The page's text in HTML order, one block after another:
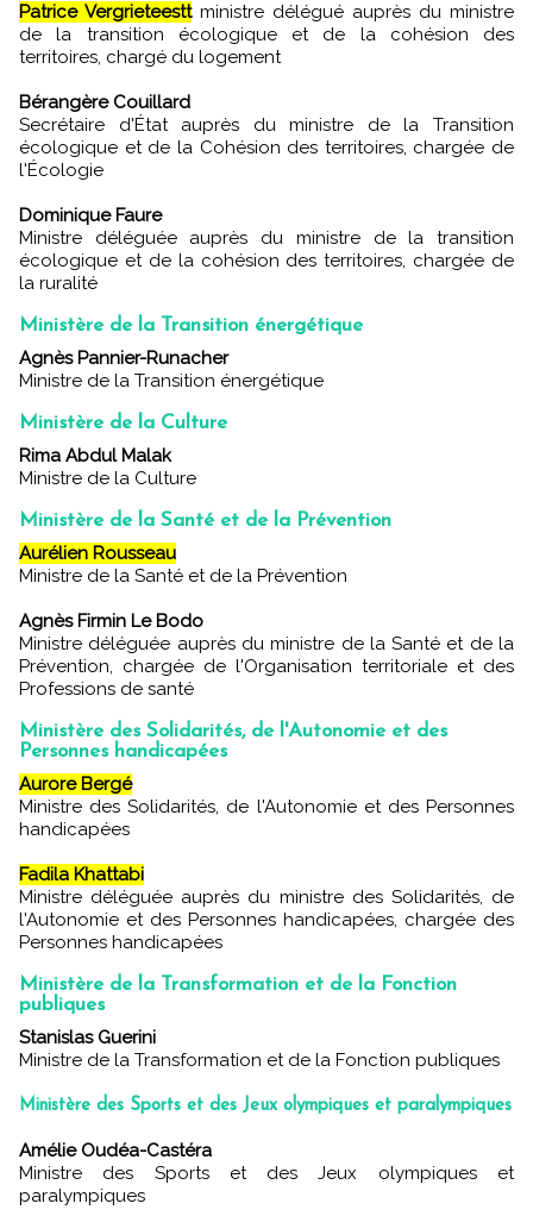
Patrice Vergrieteesttministre délégué auprès du ministre
de la transition écologique et de la cohésion des
territoires, chargé du logement
Bérangère Couillard
Secrétaire d'État auprès du ministre de la Transition
écologique et de la Cohésion des territoires, chargée de
l'Écologie
Dominique Faure
Ministre déléguée auprès du ministre de la transition
écologique et de la cohésion des territoires, chargée de
la ruralité
Ministère de la Transition énergétique
Agnès Pannier-Runacher
Ministre de la Transition énergétique
Ministère de la Culture
Rima Abdul Malak
Ministre de la Culture
Ministère de la Santé et de la Prévention
Aurélien Rousseau
Ministre de la Santé et de la Prévention
Agnès Firmin Le Bodo
Ministre déléguée auprès du ministre de la Santé et de la
Prévention, chargée de l'Organisation territoriale et des
Professions de santé
Ministère des Solidarités, de l'Autonomie et des
Personnes handicapées
Aurore Bergé
Ministre des Solidarités, de l'Autonomie et des Personnes
handicapées
Fadila Khattabi
Ministre déléguée auprès du ministre des Solidarités, de
l'Autonomie et des Personnes handicapées, chargée des
Personnes handicapées
Ministère de la Transformation et de la Fonction
publiques
Stanislas Guerini
Ministre de la Transformation et de la Fonction publiques
Ministère des Sports et des Jeux olympiques et paralympiques
Amélie Oudéa-Castéra
Ministre des Sports et des Jeux olympiques et
paralympiques